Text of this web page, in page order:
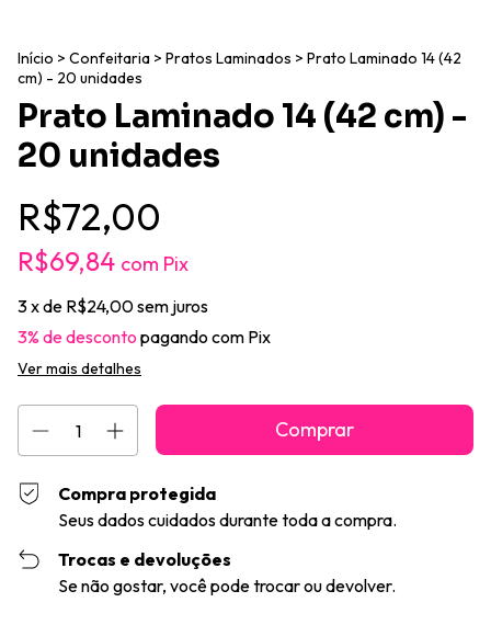
Início > Confeitaria > Pratos Laminados > Prato Laminado 14 (42
cm) - 20 unidades
Prato Laminado 14 (42 cm) -
20 unidades
R$72,00
R$69,84 com Pix
3x de R$24,00sem juros
3% de desconto pagando com Pix
Ver mais detalhes
Compra protegida
Seus dados cuidados durante toda a compra.
Trocas e devoluções
Se não gostar, você pode trocar ou devolver.